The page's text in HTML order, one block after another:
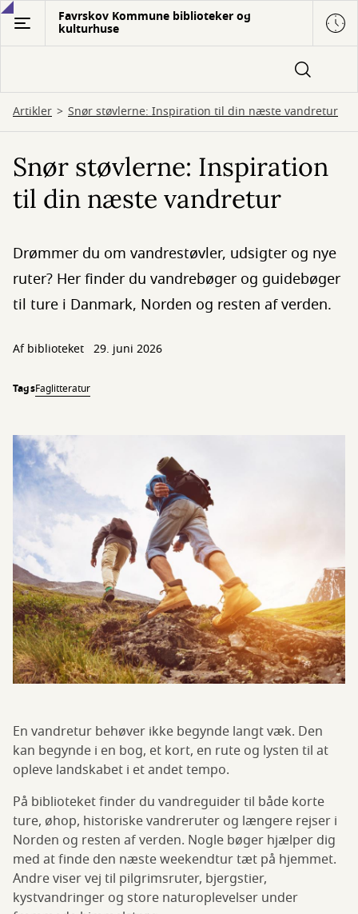
Gå
hovedindhold
Favrskov Kommune biblioteker og
kulturhuse
Artikler Snør støvlerne: Inspiration til din næste vandretur
Snør støvlerne: Inspiration
til din næste vandretur
Drømmer du om vandrestøvler, udsigter og nye
ruter? Her finder du vandrebøger og guidebøger
til ture i Danmark, Norden og resten af verden.
Af biblioteket 29. juni 2026
TagsFaglitteratur
En vandretur behøver ikke begynde langt væk. Den
kan begynde i en bog, et kort, en rute og lysten til at
opleve landskabet i et andet tempo.
På biblioteket finder du vandreguider til både korte
ture, øhop, historiske vandreruter og længere rejser i
Norden og resten af verden. Nogle bøger hjælper dig
med at finde den næste weekendtur tæt på hjemmet.
Andre viser vej til pilgrimsruter, bjergstier,
kystvandringer og store naturoplevelser under